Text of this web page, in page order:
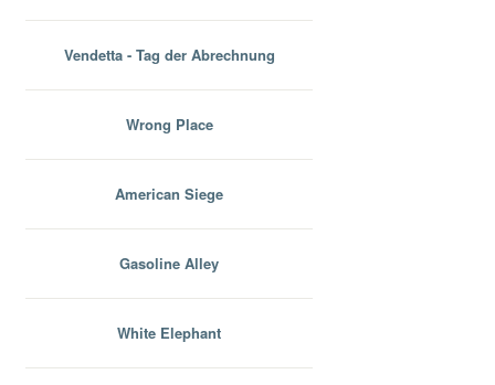
Vendetta - Tag der Abrechnung
Wrong Place
American Siege
Gasoline Alley
White Elephant